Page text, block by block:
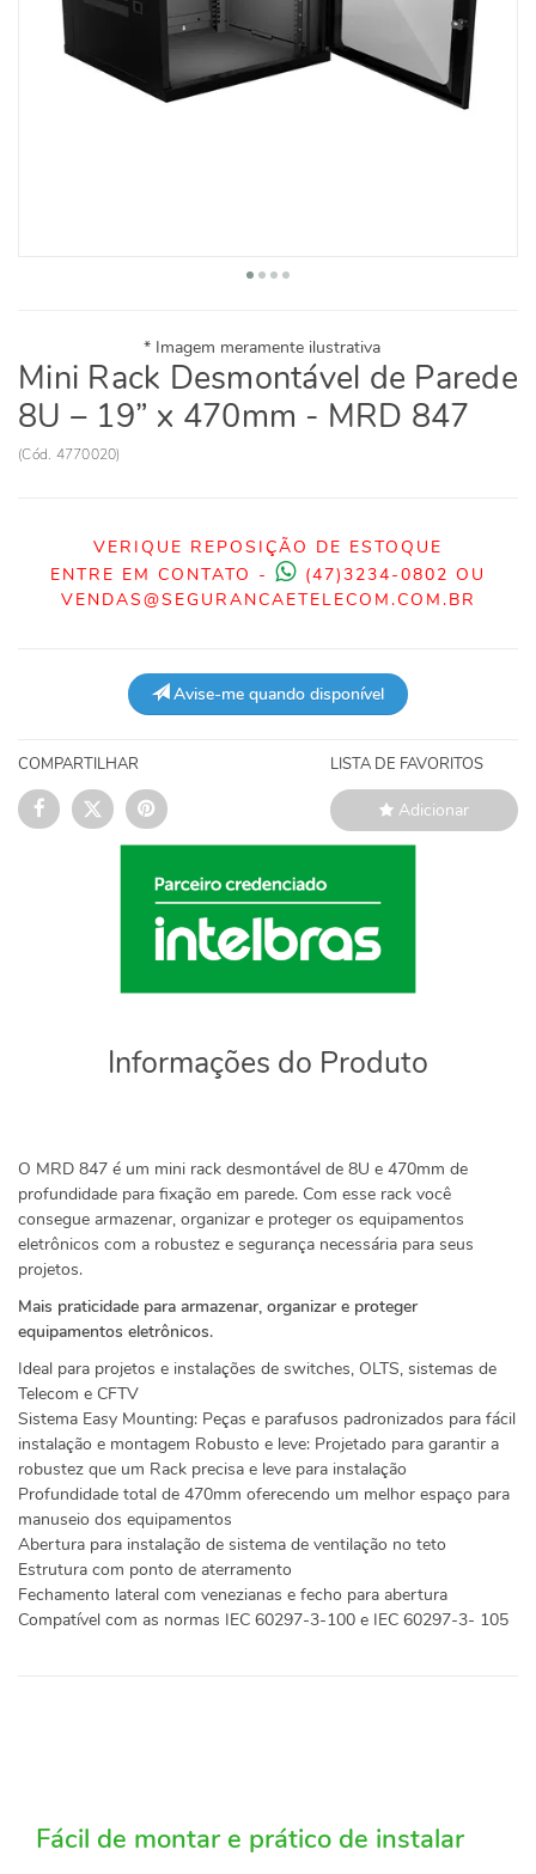
Mini Rack Desmontável de Parede
8U – 19” x 470mm - MRD 847
(Cód. 4770020)
VERIQUE REPOSIÇÃO DE ESTOQUE
ENTRE EM CONTATO -
(47)3234-0802 OU
VENDAS@SEGURANCAETELECOM.COM.BR
Avise-me quando disponível
COMPARTILHAR LISTA DE FAVORITOS
Adicionar
Informações do Produto
O MRD 847 é um mini rack desmontável de 8U e 470mm de
profundidade para fixação em parede. Com esse rack você
consegue armazenar, organizar e proteger os equipamentos
eletrônicos com a robustez e segurança necessária para seus
projetos.
Mais praticidade para armazenar, organizar e proteger
equipamentos eletrônicos.
Ideal para projetos e instalações de switches, OLTS, sistemas de
Telecom e CFTV
Sistema Easy Mounting: Peças e parafusos padronizados para fácil
instalação e montagem Robusto e leve: Projetado para garantir a
robustez que um Rack precisa e leve para instalação
Profundidade total de 470mm oferecendo um melhor espaço para
manuseio dos equipamentos
Abertura para instalação de sistema de ventilação no teto
Estrutura com ponto de aterramento
Fechamento lateral com venezianas e fecho para abertura
Compatível com as normas IEC 60297-3-100 e IEC 60297-3- 105
Fácil de montar e prático de instalar